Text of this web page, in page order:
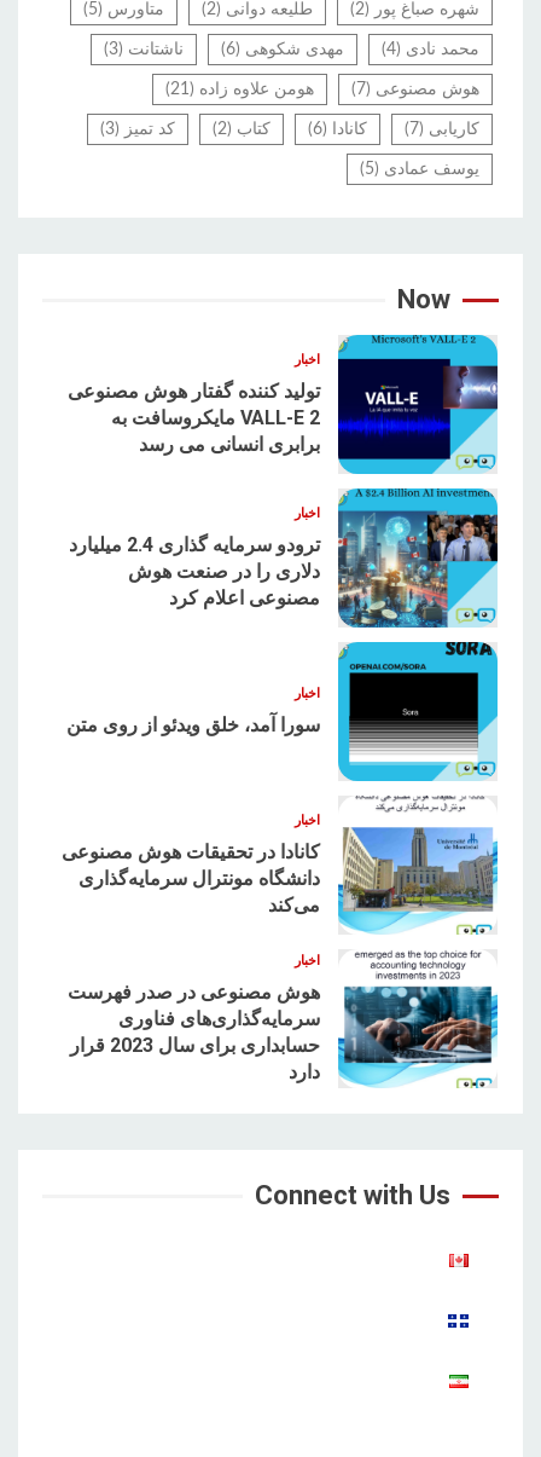
شهره صباغ پور (2) طلیعه دوانی (2) متاورس (5)
محمد نادی (4) مهدی شکوهی (6) ناشتانت (3)
هوش مصنوعی (7) هومن علاوه زاده (21)
کاریابی (7) کانادا (6) کتاب (2) کد تمیز (3)
یوسف عمادی (5)
Now
اخبار
تولید کننده گفتار هوش مصنوعی
VALL-E 2 مایکروسافت به
برابری انسانی می رسد
اخبار
ترودو سرمایه گذاری 2.4 میلیارد
دلاری را در صنعت هوش
مصنوعی اعلام کرد
3
اخبار
سورا آمد، خلق ویدئو از روی متن
4
اخبار
کانادا در تحقیقات هوش مصنوعی
دانشگاه مونترال سرمایه‌گذاری
می‌کند
5
اخبار
هوش مصنوعی در صدر فهرست
سرمایه‌گذاری‌های فناوری
حسابداری برای سال 2023 قرار
دارد
Connect with Us